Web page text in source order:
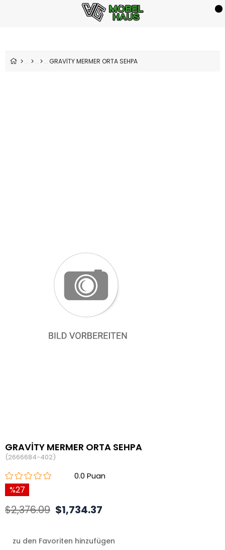
GRAVİTY MERMER ORTA SEHPA
GRAVİTY MERMER ORTA SEHPA
(2666684-402)
0.0
27
$2,376.09 $1,734.37
zu den Favoriten hinzufügen